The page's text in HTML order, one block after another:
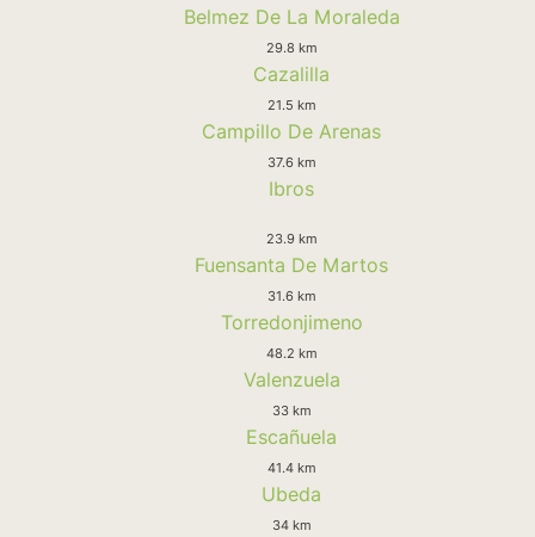
Belmez De La Moraleda
29.8 km
Cazalilla
21.5 km
Campillo De Arenas
37.6 km
Ibros
23.9 km
Fuensanta De Martos
31.6 km
Torredonjimeno
48.2 km
Valenzuela
33 km
Escañuela
41.4 km
Ubeda
34 km